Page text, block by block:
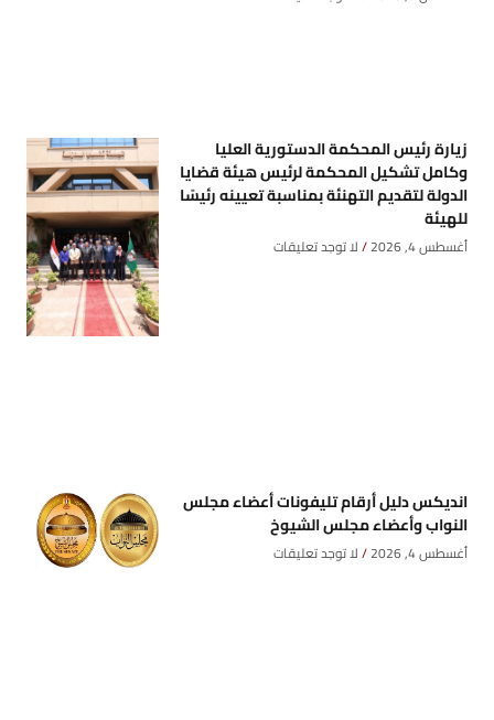
زيارة رئيس المحكمة الدستورية العليا
وكامل تشكيل المحكمة لرئيس هيئة قضايا
الدولة لتقديم التهنئة بمناسبة تعيينه رئيسًا
للهيئة
أغسطس 4, 2026 لا توجد تعليقات
انديكس دليل أرقام تليفونات أعضاء مجلس
النواب وأعضاء مجلس الشيوخ
أغسطس 4, 2026 لا توجد تعليقات